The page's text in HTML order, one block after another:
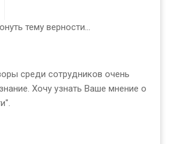
тему верности...
среди сотрудников очень
Хочу узнать Ваше мнение о